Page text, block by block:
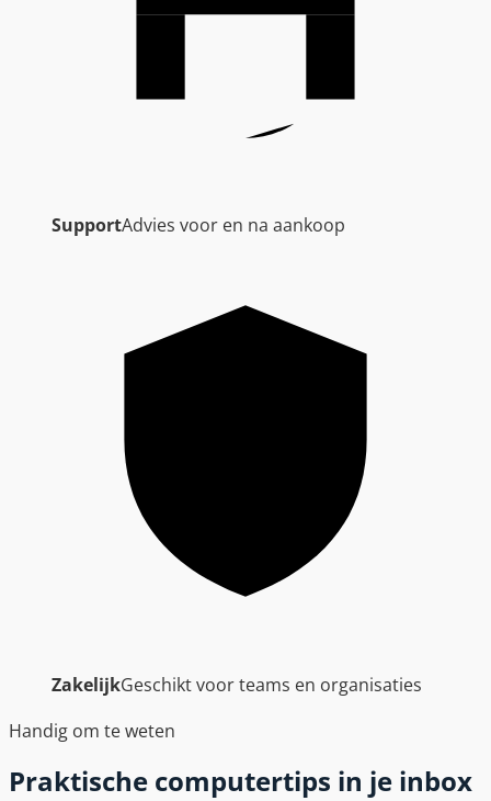
SupportAdvies voor en na aankoop
ZakelijkGeschikt voor teams en organisaties
Handig om te weten
Praktische computertips in je inbox